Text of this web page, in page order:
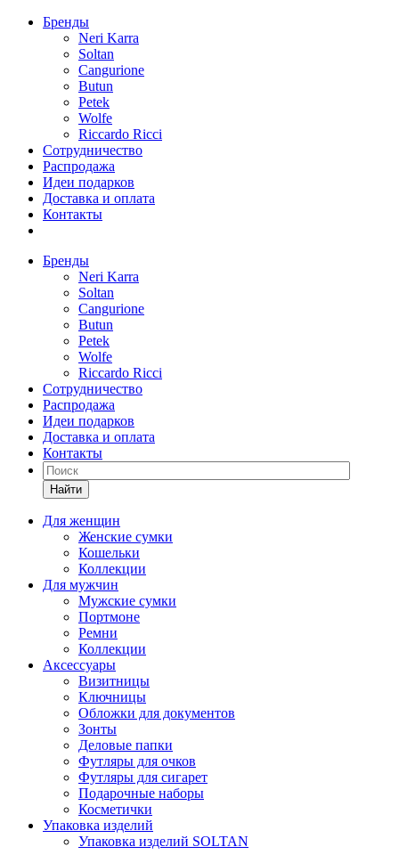
Бренды
Neri Karra
Soltan
Cangurione
Butun
Petek
Wolfe
Riccardo Ricci
Сотрудничество
Распродажа
Идеи подарков
Доставка и оплата
Контакты
Бренды
Neri Karra
Soltan
Cangurione
Butun
Petek
Wolfe
Riccardo Ricci
Сотрудничество
Распродажа
Идеи подарков
Доставка и оплата
Контакты
Найти
Для женщин
Женские сумки
Кошельки
Коллекции
Для мужчин
Мужские сумки
Портмоне
Ремни
Коллекции
Аксессуары
Визитницы
Ключницы
Обложки для документов
Зонты
Деловые папки
Футляры для очков
Футляры для сигарет
Подарочные наборы
Косметички
Упаковка изделий
Упаковка изделий SOLTAN